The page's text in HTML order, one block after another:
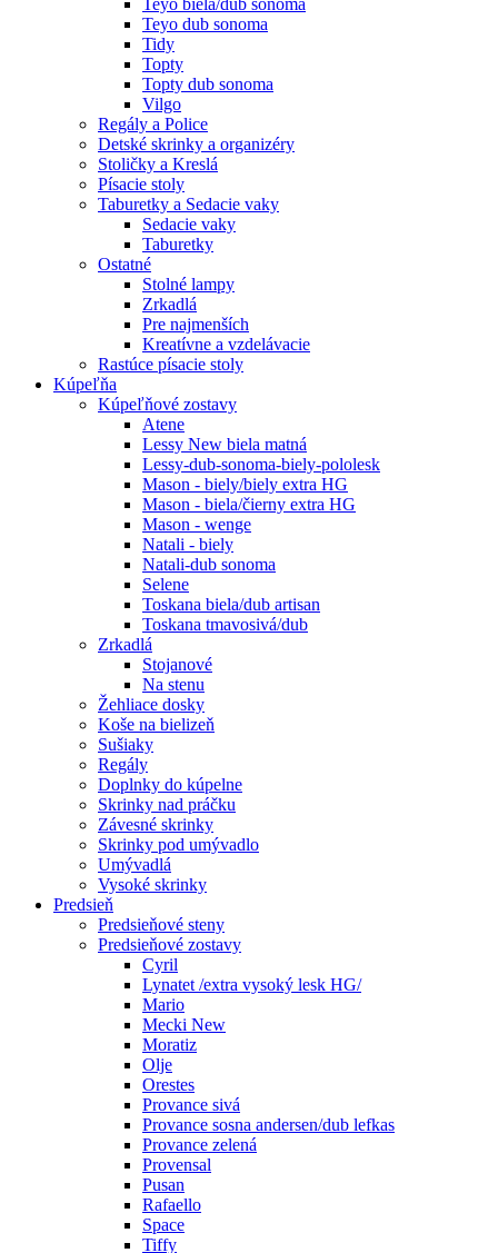
Teyo dub sonoma
Tidy
Topty
Topty dub sonoma
Vilgo
Regály a Police
Detské skrinky a organizéry
Stoličky a Kreslá
Písacie stoly
Taburetky a Sedacie vaky
Sedacie vaky
Taburetky
Ostatné
Stolné lampy
Zrkadlá
Pre najmenších
Kreatívne a vzdelávacie
Rastúce písacie stoly
Kúpeľňa
Kúpeľňové zostavy
Atene
Lessy New biela matná
Lessy-dub-sonoma-biely-pololesk
Mason - biely/biely extra HG
Mason - biela/čierny extra HG
Mason - wenge
Natali - biely
Natali-dub sonoma
Selene
Toskana biela/dub artisan
Toskana tmavosivá/dub
Zrkadlá
Stojanové
Na stenu
Žehliace dosky
Koše na bielizeň
Sušiaky
Regály
Doplnky do kúpelne
Skrinky nad práčku
Závesné skrinky
Skrinky pod umývadlo
Umývadlá
Vysoké skrinky
Predsieň
Predsieňové steny
Predsieňové zostavy
Cyril
Lynatet /extra vysoký lesk HG/
Mario
Mecki New
Moratiz
Olje
Orestes
Provance sivá
Provance sosna andersen/dub lefkas
Provance zelená
Provensal
Pusan
Rafaello
Space
Tiffy